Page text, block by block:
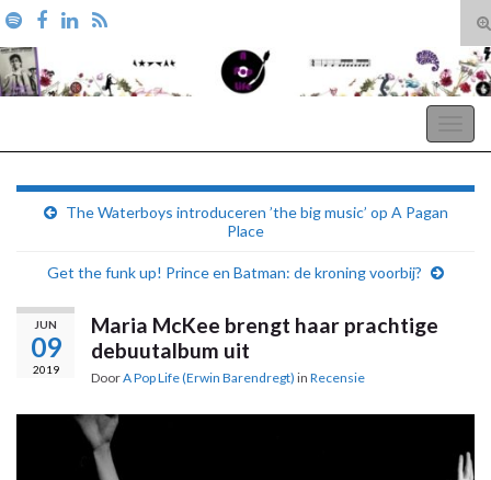
Search for:
The Waterboys introduceren ’the big music’ op A Pagan
Place
Get the funk up! Prince en Batman: de kroning voorbij?
JUN
09
2019
Maria McKee brengt haar prachtige
debuutalbum uit
DoorA Pop Life (Erwin Barendregt) in Recensie